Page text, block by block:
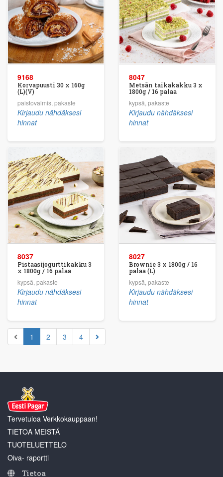
9168
Korvapuusti 30 x 160g
(L)(V)
paistovalmis, pakaste
Kirjaudu nähdäksesi
hinnat
8047
Metsän taikakakku 3 x
1800g / 16 palaa
kypsä, pakaste
Kirjaudu nähdäksesi
hinnat
8037
Pistaasijogurttikakku 3
x 1800g / 16 palaa
kypsä, pakaste
Kirjaudu nähdäksesi
hinnat
8027
Brownie 3 x 1800g / 16
palaa (L)
kypsä, pakaste
Kirjaudu nähdäksesi
hinnat
1 2 3 4
Tervetuloa Verkkokauppaan!
TIETOA MEISTÄ
TUOTELUETTELO
Oiva- raportti
Tietoa